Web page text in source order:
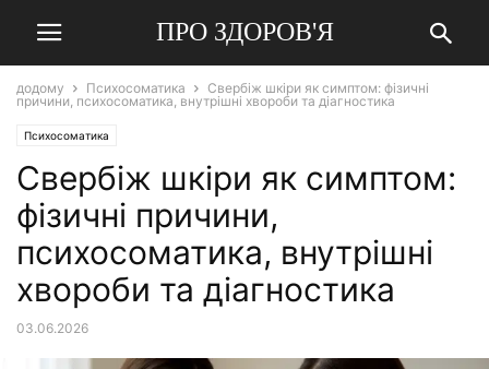
ПРО ЗДОРОВ'Я
додому Психосоматика
Свербіж шкіри як симптом: фізичні
причини, психосоматика, внутрішні хвороби та діагностика
Психосоматика
Свербіж шкіри як симптом:
фізичні причини,
психосоматика, внутрішні
хвороби та діагностика
03.06.2026